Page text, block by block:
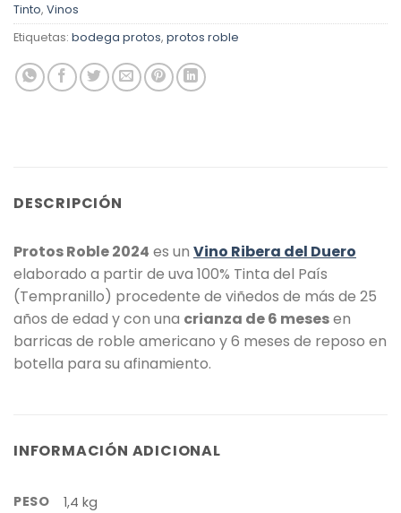
Tinto, Vinos
Etiquetas: bodega protos, protos roble
DESCRIPCIÓN
Protos Roble 2024 es un Vino Ribera del Duero
elaborado a partir de uva 100% Tinta del País
(Tempranillo) procedente de viñedos de más de 25
años de edad y con una crianza de 6 mesesen
barricas de roble americano y 6 meses de reposo en
botella para su afinamiento.
INFORMACIÓN ADICIONAL
PESO
1,4 kg